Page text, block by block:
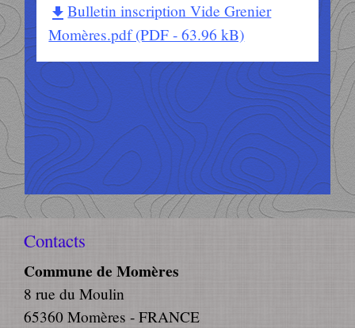
file_downloadBulletin inscription Vide Grenier
Momères.pdf (PDF - 63.96 kB)
Contacts
Commune de Momères
8 rue du Moulin
65360 Momères - FRANCE